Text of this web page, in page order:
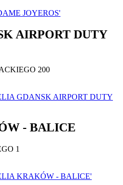
JOYEROS'
AIRPORT DUTY
200
GDANSK AIRPORT DUTY
- BALICE
1
KRAKÓW - BALICE'